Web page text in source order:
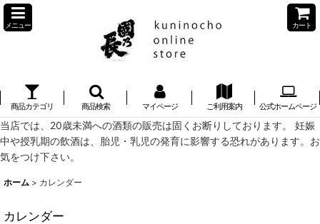
メニュー カート
商品カテゴリ 商品検索 マイページ ご利用案内 公式ホームページ
当店では、20歳未満への酒類の販売は固くお断りしております。 妊娠
中や授乳期の飲酒は、胎児・乳児の発育に影響する恐れがあります。お
気をつけ下さい。
ホーム > カレンダー
カレンダー